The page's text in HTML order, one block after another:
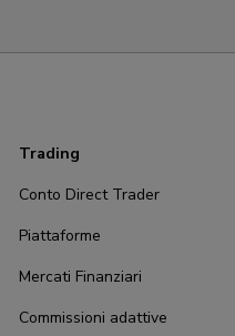
Trading
Conto Direct Trader
Piattaforme
Mercati Finanziari
Commissioni adattive